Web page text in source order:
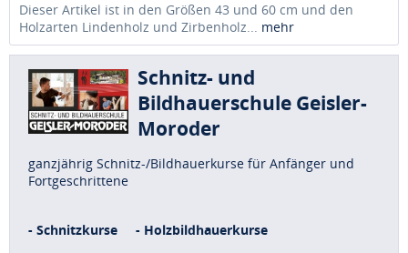
Dieser Artikel ist in den Größen 43 und 60 cm und den
Holzarten Lindenholz und Zirbenholz... mehr
Schnitz- und
Bildhauerschule Geisler-
Moroder
ganzjährig Schnitz-/Bildhauerkurse für Anfänger und
Fortgeschrittene
- Schnitzkurse - Holzbildhauerkurse